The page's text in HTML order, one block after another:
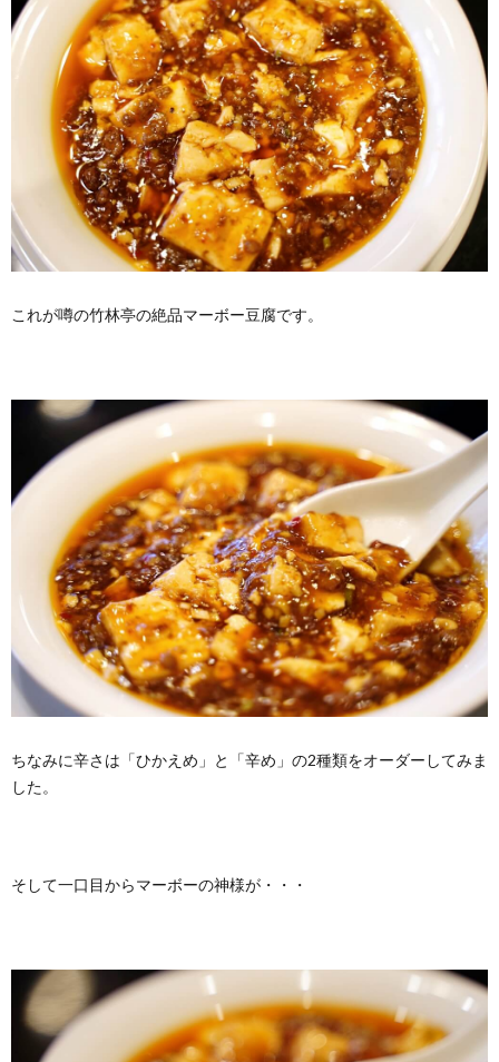
これが噂の竹林亭の絶品マーボー豆腐です。
ちなみに辛さは「ひかえめ」と「辛め」の2種類をオーダーしてみま
した。
そして一口目からマーボーの神様が・・・